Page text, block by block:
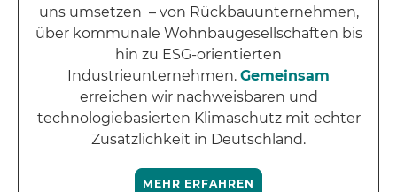
uns umsetzen – von Rückbauunternehmen,
über kommunale Wohnbaugesellschaften bis
hin zu ESG-orientierten
Industrieunternehmen. Gemeinsam
erreichen wir nachweisbaren und
technologiebasierten Klimaschutz mit echter
Zusätzlichkeit in Deutschland.
MEHR ERFAHREN